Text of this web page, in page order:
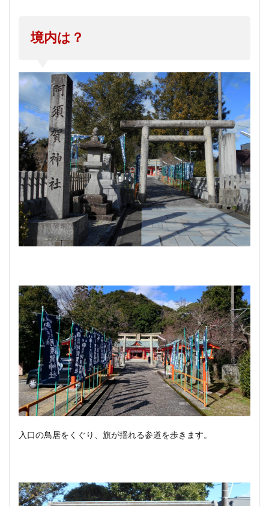
境内は？
入口の鳥居をくぐり、旗が揺れる参道を歩きます。